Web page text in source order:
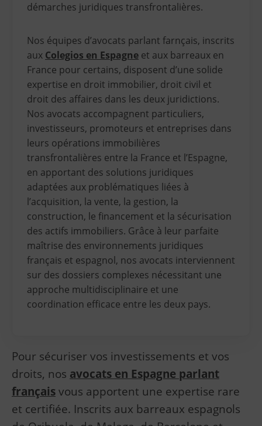
démarches juridiques transfrontalières.
Nos équipes d’avocats parlant farnçais, inscrits
aux Colegios en Espagne et aux barreaux en
France pour certains, disposent d’une solide
expertise en droit immobilier, droit civil et
droit des affaires dans les deux juridictions.
Nos avocats accompagnent particuliers,
investisseurs, promoteurs et entreprises dans
leurs opérations immobilières
transfrontalières entre la France et l’Espagne,
en apportant des solutions juridiques
adaptées aux problématiques liées à
l’acquisition, la vente, la gestion, la
construction, le financement et la sécurisation
des actifs immobiliers. Grâce à leur parfaite
maîtrise des environnements juridiques
français et espagnol, nos avocats interviennent
sur des dossiers complexes nécessitant une
approche multidisciplinaire et une
coordination efficace entre les deux pays.
Pour sécuriser vos investissements et vos
droits, nos avocats en Espagne parlant
françaisvous apportent une expertise rare
et certifiée. Inscrits aux barreaux espagnols